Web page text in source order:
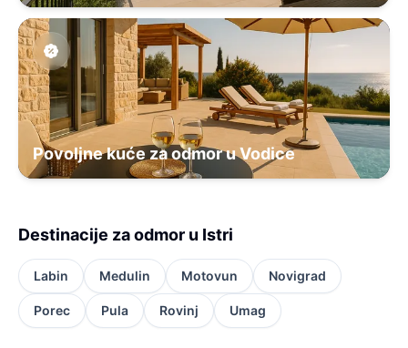
Povoljne kuće za odmor u Vodice
Destinacije za odmor u Istri
Labin Medulin Motovun Novigrad
Porec Pula Rovinj Umag